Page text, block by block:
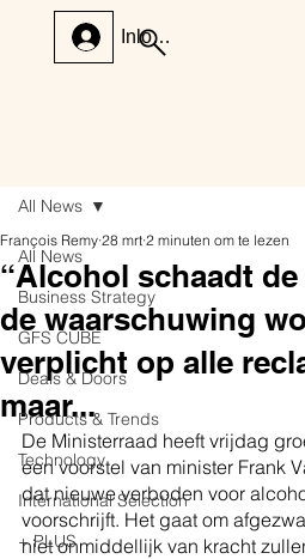
Inloggen
All News
Business Strategy
GFS CUBE
Deals & Doors
Products & Trends
Technology
International Selection
+ PLUS
All News
“Alcohol schaadt
de waarschuwing
verplicht op alle
maar...
François Remy 28 mrt 2 minuten om te lezen
De Ministerraad heeft vrijdag
een voorstel van minister Frank
dat nieuwe verboden voor
voorschrijft. Het gaat om
niet onmiddellijk van kracht